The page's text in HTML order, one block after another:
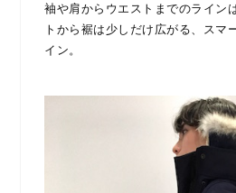
袖や肩からウエストまでのライン
トから裾は少しだけ広がる、スマ
イン。